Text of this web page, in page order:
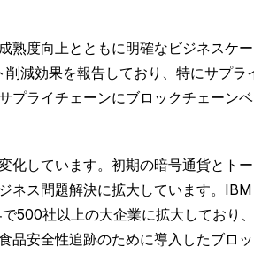
熟度向上とともに明確なビジネス
減効果を報告しており、特にサプ
プライチェーンにブロックチェー
しています。初期の暗号通貨とト
ネス問題解決に拡大しています。
500社以上の大企業に拡大してお
安全性追跡のために導入したブロ